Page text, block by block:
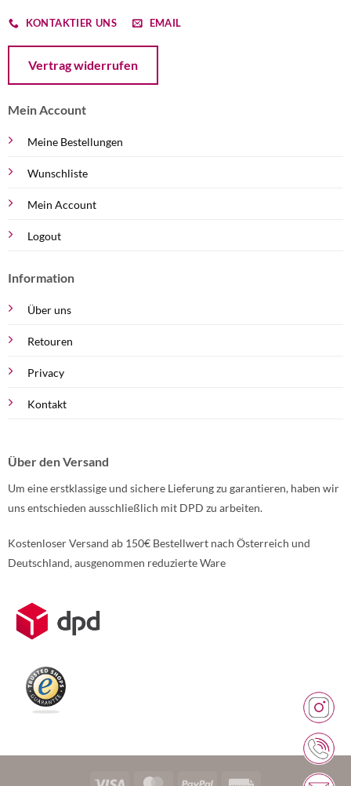
KONTAKTIER UNS EMAIL
Vertrag widerrufen
Mein Account
Meine Bestellungen
Wunschliste
Mein Account
Logout
Information
Über uns
Retouren
Privacy
Kontakt
Über den Versand
Um eine erstklassige und sichere Lieferung zu garantieren, haben wir
uns entschieden ausschließlich mit DPD zu arbeiten.
Kostenloser Versand ab 150€ Bestellwert nach Österreich und
Deutschland, ausgenommen reduzierte Ware
Weitere Informationen über den gesperrten Inhalt.
Visa MasterCardPayPal